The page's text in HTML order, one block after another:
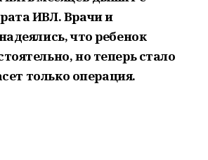
ИВЛ. Врачи и
что ребенок
но теперь стало
только операция.